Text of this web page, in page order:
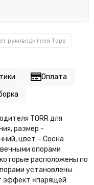
руководителя Торр
Оплата
TORR для
размер -
цвет – Сосна
опорами
расположены по
установлены
эффект «парящей